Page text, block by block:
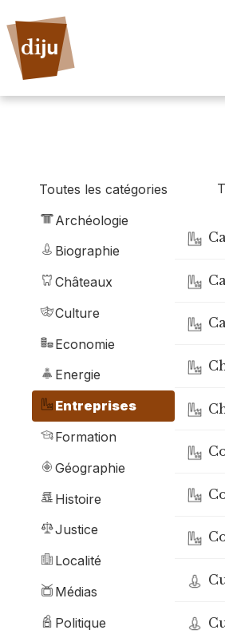
Toutes les catégories
Archéologie
Biographie
Châteaux
Culture
Economie
Energie
Entreprises
Formation
Géographie
Histoire
Justice
Localité
Médias
Politique